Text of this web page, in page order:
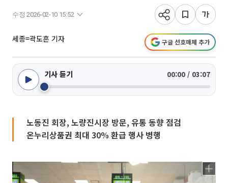
수정 2026-02-10 15:52
세종=곽도흔 기자 구글 선호매체 추가
기사 듣기 00:00 / 03:07
노동진 회장, 노량진시장 방문, 유통 동향 점검
온누리상품권 최대 30% 환급 행사 병행